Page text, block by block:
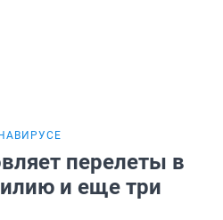
перелеты в
и еще три